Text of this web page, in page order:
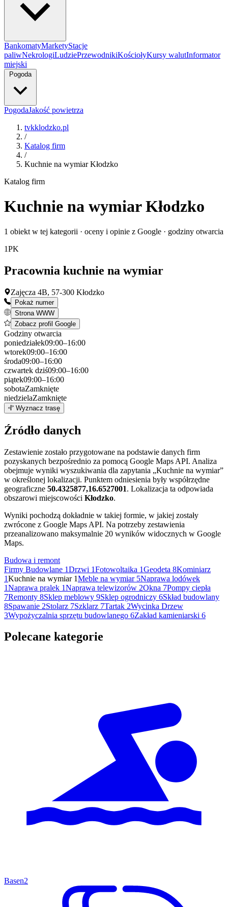
BankomatyMarketyStacje
paliwNekrologiLudziePrzewodnikiKościołyKursy walutInformator
miejski
Pogoda
PogodaJakość powietrza
tvkklodzko.pl
/
Katalog firm
/
Kuchnie na wymiar Kłodzko
Katalog firm
Kuchnie na wymiar Kłodzko
1 obiekt w tej kategorii · oceny i opinie z Google · godziny otwarcia
1PK
Pracownia kuchnie na wymiar
Zajęcza 4B, 57-300 Kłodzko
Pokaż numer
Strona WWW
Zobacz profil Google
Godziny otwarcia
poniedziałek09:00–16:00
wtorek09:00–16:00
środa09:00–16:00
czwartek dziś09:00–16:00
piątek09:00–16:00
sobotaZamknięte
niedzielaZamknięte
+
−
Wyznacz trasę
Źródło danych
Zestawienie zostało przygotowane na podstawie danych firm
pozyskanych bezpośrednio za pomocą Google Maps API. Analiza
obejmuje wyniki wyszukiwania dla zapytania „Kuchnie na wymiar”
w określonej lokalizacji. Punktem odniesienia były współrzędne
geograficzne 50.4325877,16.6527001. Lokalizacja ta odpowiada
obszarowi miejscowości Kłodzko.
Wyniki pochodzą dokładnie w takiej formie, w jakiej zostały
zwrócone z Google Maps API. Na potrzeby zestawienia
przeanalizowano maksymalnie 20 wyników widocznych w Google
Maps.
Budowa i remont
Firmy Budowlane 1Drzwi 1Fotowoltaika 1Geodeta 8Kominiarz
1Kuchnie na wymiar 1Meble na wymiar 5Naprawa lodówek
1Naprawa pralek 1Naprawa telewizorów 2Okna 7Pompy ciepła
7Remonty 8Sklep meblowy 9Sklep ogrodniczy 6Skład budowlany
8Spawanie 2Stolarz 7Szklarz 7Tartak 2Wycinka Drzew
3Wypożyczalnia sprzętu budowlanego 6Zakład kamieniarski 6
Polecane kategorie
Basen2